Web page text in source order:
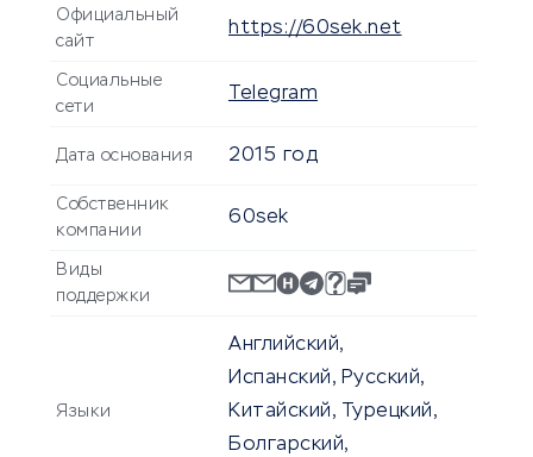
Официальный
сайт
https://60sek.net
Социальные
сети
Telegram
Дата основания 2015 год
Собственник
компании
60sek
Виды
поддержки
Языки
Английский,
Испанский, Русский,
Китайский, Турецкий,
Болгарский,